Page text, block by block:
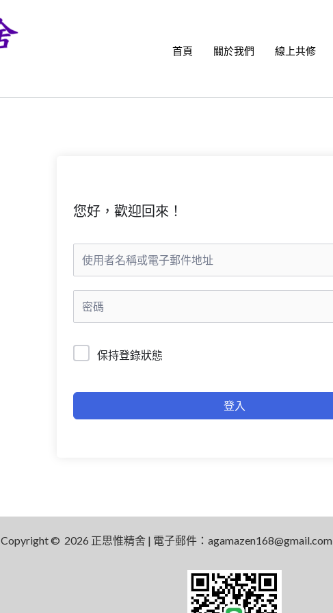
首頁 關於我們 線上共修
您好，歡迎回來！
保持登錄狀態
登入
Copyright © 2026 正思惟精舍 | 電子郵件：agamazen168@gmail.com